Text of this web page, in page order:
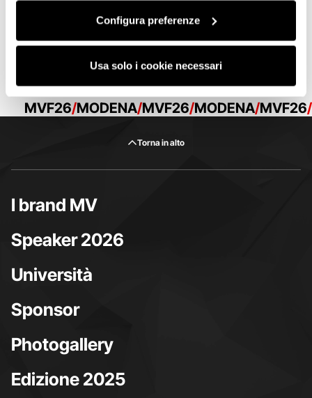
Configura preferenze
Usa solo i cookie necessari
MVF26 MODENA MVF26 MODENA MVF26
Torna in alto
I brand MV
Speaker 2026
Università
Sponsor
Photogallery
Edizione 2025